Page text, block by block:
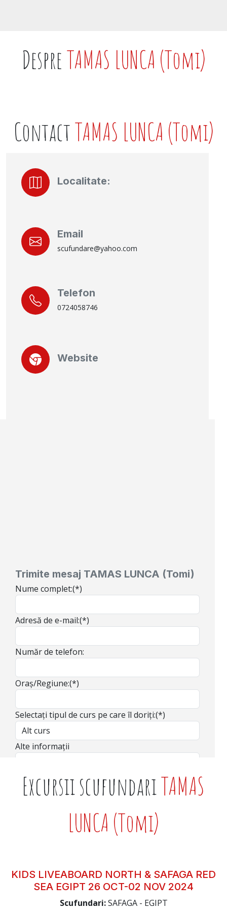
DespreTAMAS LUNCA (Tomi)
ContactTAMAS LUNCA (Tomi)
Localitate:
Email
scufundare@yahoo.com
Telefon
0724058746
Website
Trimite mesaj TAMAS LUNCA (Tomi)
Nume complet:(*)
Adresă de e-mail:(*)
Număr de telefon:
Oraș/Regiune:(*)
Selectați tipul de curs pe care îl doriți:(*)
Alte informații
Sunt de acord ca ScubaRomania.ro să
conformitate cu politica de confidențialitate a
site-ului si să trimită datele mele personale
către instructorii parteneri .
Excursii scufundariTAMAS
LUNCA (Tomi)
KIDS LIVEABOARD NORTH & SAFAGA RED
SEA EGIPT 26 OCT-02 NOV 2024
Scufundari:SAFAGA - EGIPT